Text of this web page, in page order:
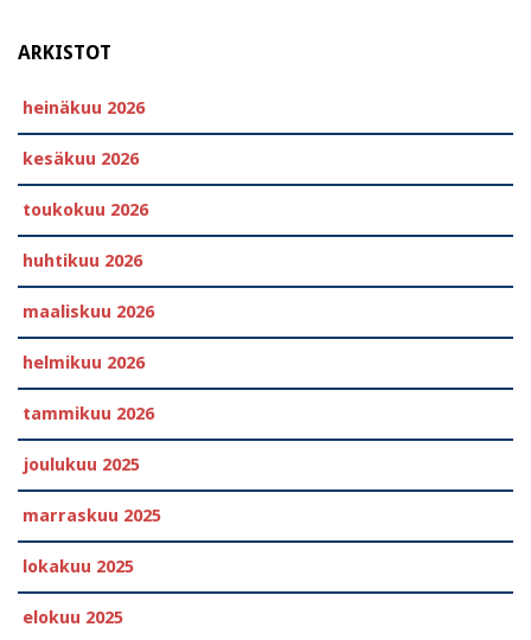
ARKISTOT
heinäkuu 2026
kesäkuu 2026
toukokuu 2026
huhtikuu 2026
maaliskuu 2026
helmikuu 2026
tammikuu 2026
joulukuu 2025
marraskuu 2025
lokakuu 2025
elokuu 2025